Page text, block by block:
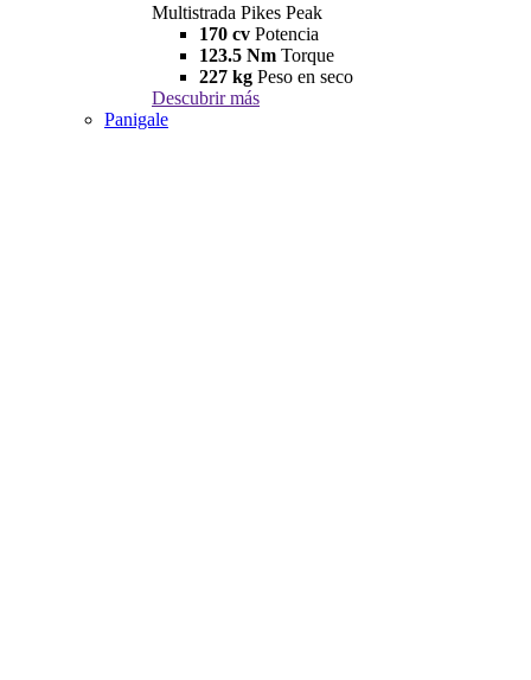
Multistrada Pikes Peak
170 cv Potencia
123.5 Nm Torque
227 kg Peso en seco
Descubrir más
Panigale